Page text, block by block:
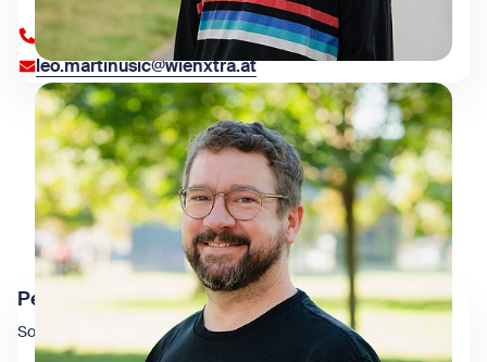
+43 1 909 4000 84373
leo.martinusic@wienxtra.at
Peter Wieser
Social Media